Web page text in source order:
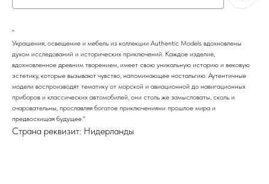
"
Украшения, освещение и мебель из коллекции Authentic Models вдохновлены
духом исследований и исторических приключений. Каждое изделие,
вдохновленное древним творением, имеет свою уникальную историю и вековую
эстетику, которые вызывают чувство, напоминающее ностальгию. Аутентичные
модели воспроизводят тематику от морской и авиационной до навигационных
приборов и классических автомобилей, они столь же замысловаты, сколь и
очаровательны, прославляя богатое приключениями прошлое мира и
предвосхищая будущее."
Страна реквизит: Нидерланды